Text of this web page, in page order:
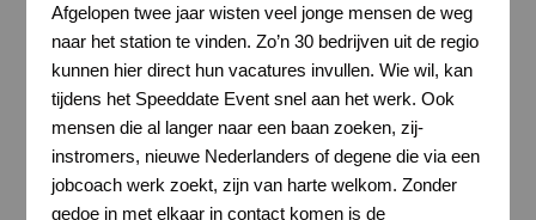
Afgelopen twee jaar wisten veel jonge mensen de weg
naar het station te vinden. Zo’n 30 bedrijven uit de regio
kunnen hier direct hun vacatures invullen. Wie wil, kan
tijdens het Speeddate Event snel aan het werk. Ook
mensen die al langer naar een baan zoeken, zij-
instromers, nieuwe Nederlanders of degene die via een
jobcoach werk zoekt, zijn van harte welkom. Zonder
gedoe in met elkaar in contact komen is de